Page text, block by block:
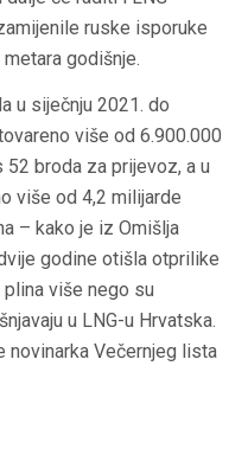
ruske isporuke
godišnje.
u siječnju 2021. do
više od 6.900.000
broda za prijevoz, a u
više od 4,2 milijarde
– kako je iz Omišlja
godine otišla otprilike
više nego su
u LNG-u Hrvatska.
novinarka Večernjeg lista